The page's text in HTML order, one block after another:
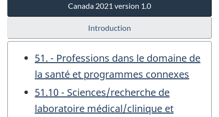
Canada 2021 version 1.0
Introduction
51. - Professions dans le domaine de
la santé et programmes connexes
51.10 - Sciences/recherche de
laboratoire médical/clinique et